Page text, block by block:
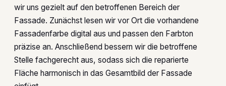
wir uns gezielt auf den betroffenen Bereich der
Fassade. Zunächst lesen wir vor Ort die vorhandene
Fassadenfarbe digital aus und passen den Farbton
präzise an. Anschließend bessern wir die betroffene
Stelle fachgerecht aus, sodass sich die reparierte
Fläche harmonisch in das Gesamtbild der Fassade